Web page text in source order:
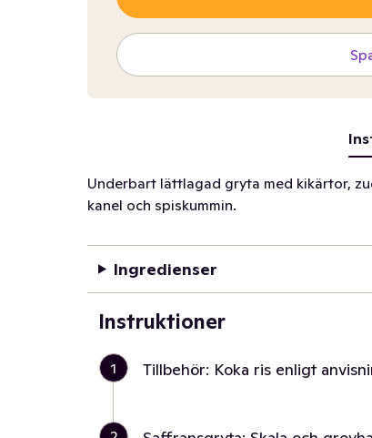
Underbart lättlagad gryta med kikärtor,
kanel och spiskummin.
Ingredienser
Instruktioner
1 Tillbehör: Koka ris enligt